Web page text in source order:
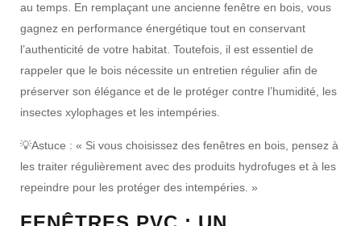
au temps. En remplaçant une ancienne fenêtre en bois, vous
gagnez en performance énergétique tout en conservant
l’authenticité de votre habitat. Toutefois, il est essentiel de
rappeler que le bois nécessite un entretien régulier afin de
préserver son élégance et de le protéger contre l’humidité, les
insectes xylophages et les intempéries.
💡Astuce : « Si vous choisissez des fenêtres en bois , pensez à
les traiter régulièrement avec des produits hydrofuges et à les
repeindre pour les protéger des intempéries . »